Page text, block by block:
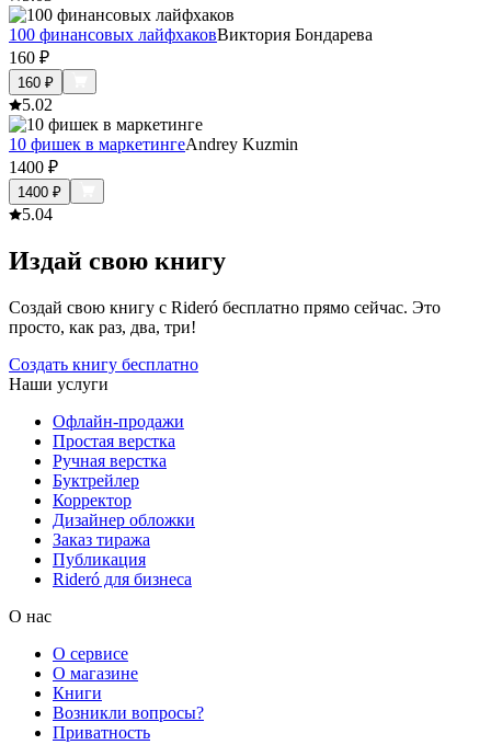
100 финансовых лайфхаковВиктория Бондарева
160 ₽
160 ₽
5.02
10 фишек в маркетингеAndrey Kuzmin
1400 ₽
1400 ₽
5.04
Издай свою книгу
Создай свою книгу с Rideró бесплатно прямо сейчас. Это
просто, как раз, два, три!
Создать книгу бесплатно
Наши услуги
Офлайн-продажи
Простая верстка
Ручная верстка
Буктрейлер
Корректор
Дизайнер обложки
Заказ тиража
Публикация
Rideró для бизнеса
О нас
О сервисе
О магазине
Книги
Возникли вопросы?
Приватность